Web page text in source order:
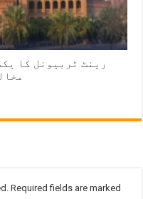
رینٹ ٹربیونل کا
Required fields are marked